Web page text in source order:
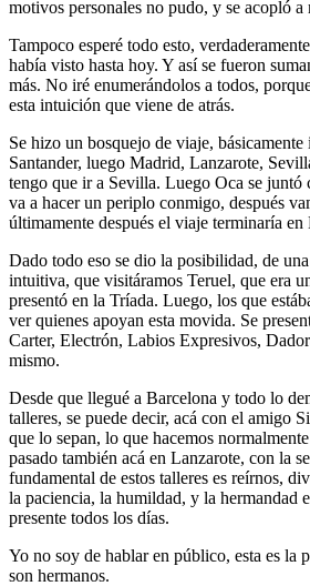
motivos personales no pudo, y se acopló a
Tampoco esperé todo esto,
había visto hasta hoy. Y así se fueron
más. No iré enumerándolos a todos,
esta intuición que viene de atrás.
Se hizo un bosquejo de viaje, básicamente
Santander, luego Madrid, Lanzarote,
tengo que ir a Sevilla. Luego Oca se
va a hacer un periplo conmigo, después
últimamente después el viaje terminaría en
Dado todo eso se dio la posibilidad, de
intuitiva, que visitáramos Teruel, que era
presentó en la Tríada. Luego, los que
ver quienes apoyan esta movida. Se
Carter, Electrón, Labios Expresivos,
mismo.
Desde que llegué a Barcelona y todo lo
talleres, se puede decir, acá con el amigo
que lo sepan, lo que hacemos
pasado también acá en Lanzarote, con la
fundamental de estos talleres es reírnos,
la paciencia, la humildad, y la hermandad
presente todos los días.
Yo no soy de hablar en público, esta es la
son hermanos.